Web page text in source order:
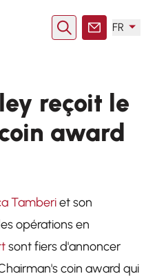
Rechercher
Contact
FR
reçoit le
award
Tamberiet son
opérations en
sont fiers d'annoncer
coin award qui